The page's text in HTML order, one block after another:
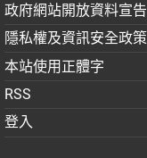
政府網站開放資料宣告
隱私權及資訊安全政策
本站使用正體字
RSS
登入